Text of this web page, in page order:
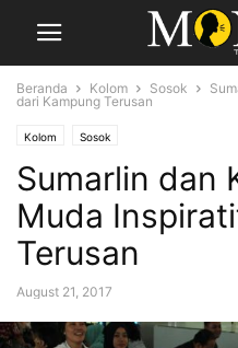
Beranda Kolom Sosok
dari Kampung Terusan
Kolom Sosok
Sumarlin dan
Muda
Terusan
August 21, 2017